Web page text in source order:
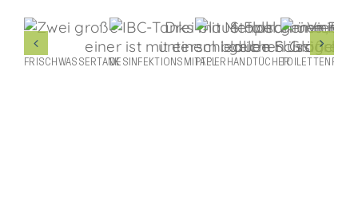
FRISCHWASSERTANKDESINFEKTIONSMITTELPAPIERHANDTÜCHER